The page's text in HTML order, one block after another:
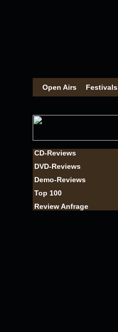
Open Airs Festivals
CD-Reviews
DVD-Reviews
Demo-Reviews
Top 100
Review Anfrage